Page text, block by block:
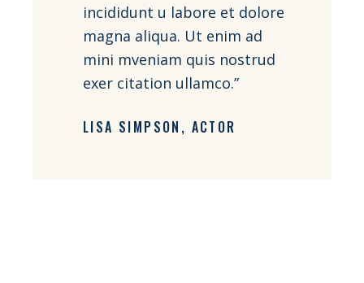
incididunt u labore et dolore
magna aliqua. Ut enim ad
mini mveniam quis nostrud
exer citation ullamco.”
LISA SIMPSON ACTOR